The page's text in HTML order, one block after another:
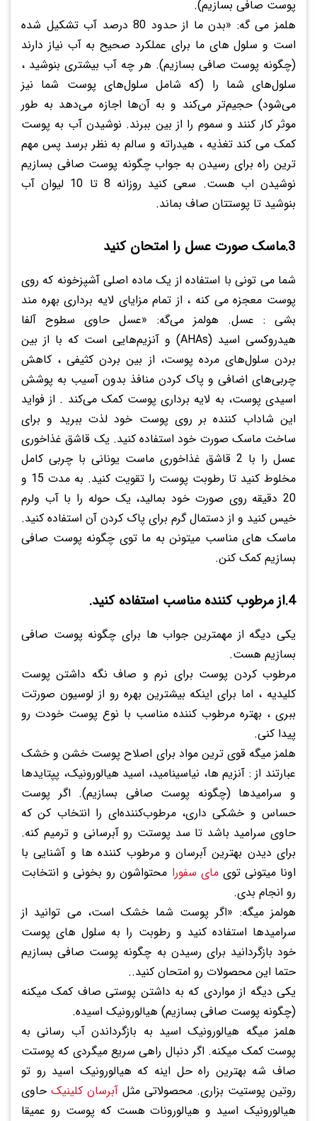
پوست صافی بسازیم).
هلمز می گه: «بدن ما از حدود 80 درصد آب تشکیل شده
است و سلول های ما برای عملکرد صحیح به آب نیاز دارند
(چگونه پوست صافی بسازیم). هر چه آب بیشتری بنوشید ،
سلول‌های شما را (که شامل سلول‌های پوست شما نیز
می‌شود) حجیم‌تر می‌کند و به آن‌ها اجازه می‌دهد به طور
موثر کار کنند و سموم را از بین ببرند. نوشیدن آب به پوست
کمک می کند تغذیه ، هیدراته و سالم به نظر برسد پس مهم
ترین راه برای رسیدن به جواب چگونه پوست صافی بسازیم
نوشیدن اب هست. سعی کنید روزانه 8 تا 10 لیوان آب
بنوشید تا پوستتان صاف بماند.
3.ماسک صورت عسل را امتحان کنید
شما می تونی با استفاده از یک ماده اصلی آشپزخونه که روی
پوست معجزه می کنه ، از تمام مزایای لایه برداری بهره مند
بشی : عسل. هولمز می‌گه: «عسل حاوی سطوح آلفا
هیدروکسی اسید (AHAs) و آنزیم‌هایی است که با از بین
بردن سلول‌های مرده پوست، از بین بردن کثیفی ، کاهش
چربی‌های اضافی و پاک کردن منافذ بدون آسیب به پوشش
اسیدی پوست، به لایه‌ برداری پوست کمک می‌کند . از فواید
این شاداب کننده بر روی پوست خود لذت ببرید و برای
ساخت ماسک صورت خود استفاده کنید. یک قاشق غذاخوری
عسل را با 2 قاشق غذاخوری ماست یونانی با چربی کامل
مخلوط کنید تا رطوبت پوست را تقویت کنید. به مدت 15 و
20 دقیقه روی صورت خود بمالید، یک حوله را با آب ولرم
خیس کنید و از دستمال گرم برای پاک کردن آن استفاده کنید.
ماسک های مناسب میتونن به ما توی چگونه پوست صافی
بسازیم کمک کنن.
4.از مرطوب کننده مناسب استفاده کنید.
یکی دیگه از مهمترین جواب ها برای چگونه پوست صافی
بسازیم هست.
مرطوب کردن پوست برای نرم و صاف نگه داشتن پوست
کلیدیه ، اما برای اینکه بیشترین بهره رو از لوسیون صورتت
ببری ، بهتره مرطوب کننده مناسب با نوع پوست خودت رو
پیدا کنی.
هلمز میگه قوی ترین مواد برای اصلاح پوست خشن و خشک
عبارتند از : آنزیم ها، نیاسینامید، اسید هیالورونیک، پپتایدها
و سرامیدها (چگونه پوست صافی بسازیم). اگر پوست
حساس و خشکی داری، مرطوب‌کننده‌ای را انتخاب کن که
حاوی سرامید باشد تا سد پوستت رو آبرسانی و ترمیم کنه.
برای دیدن بهترین آبرسان و مرطوب کننده ها و آشنایی با
اونا میتونی تویمای سفورا محتواشون رو بخونی و انتخابت
رو انجام بدی.
هولمز میگه: «اگر پوست شما خشک است، می توانید از
سرامیدها استفاده کنید و رطوبت را به سلول های پوست
خود بازگردانید برای رسیدن به چگونه پوست صافی بسازیم
حتما این محصولات رو امتحان کنید..
یکی دیگه از مواردی که به داشتن پوستی صاف کمک میکنه
(چگونه پوست صافی بسازیم) هیالورونیک اسیده.
هلمز میگه هیالورونیک اسید به بازگرداندن آب رسانی به
پوست کمک میکنه. اگر دنبال راهی سریع میگردی که پوستت
صاف شه بهترین راه حل اینه که هیالورونیک اسید رو تو
روتین پوستیت بزاری. محصولاتی مثل آبرسان کلینیک حاوی
هیالورونیک اسید و هیالورونات هست که پوست رو عمیقا